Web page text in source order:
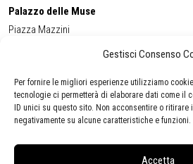
Gestisci Consenso
Per fornire le migliori esperienze utilizziamo
tecnologie ci permetterà di elaborare dati come il
ID unici su questo sito. Non acconsentire o
negativamente su alcune caratteristiche e funzioni.
Accetta
Palazzo delle Muse
Piazza Mazzini
Cell:+39 338 5714978
Tel:
+39 0584 944580
(orario 09.00/13.00)
Email:gamc@comune.viareggio.lu.it
Segnalazione di inaccessibilità